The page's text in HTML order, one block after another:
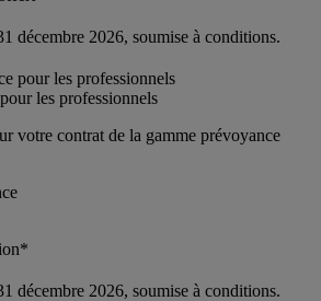
décembre 2026, soumise à conditions.
les professionnels
votre contrat de la gamme prévoyance
décembre 2026, soumise à conditions.